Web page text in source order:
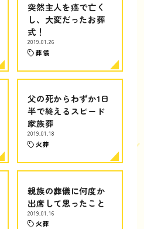
突然主人を癌で亡く
し、大変だったお葬
式！
2019.01.26
葬儀
父の死からわずか1日
半で終えるスピード
家族葬
2019.01.18
火葬
親族の葬儀に何度か
出席して思ったこと
2019.01.16
火葬